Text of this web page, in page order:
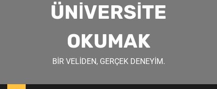
ÜNIVERSITE
OKUMAK
BIR VELIDEN, GERÇEK DENEYIM.